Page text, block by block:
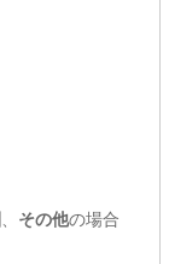
その他の場合